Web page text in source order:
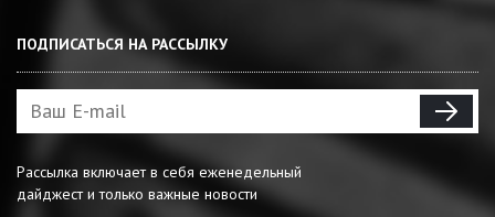
ПОДПИСАТЬСЯ НА РАССЫЛКУ
Рассылка включает в себя еженедельный
дайджест и только важные новости